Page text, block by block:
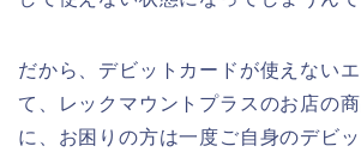
だから、デビットカードが使えない
て、レックマウントプラスのお店の
に、お困りの方は一度ご自身のデビ